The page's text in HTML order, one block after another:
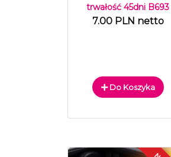
trwałość 45dni B693
7.00 PLN netto
Do Koszyka